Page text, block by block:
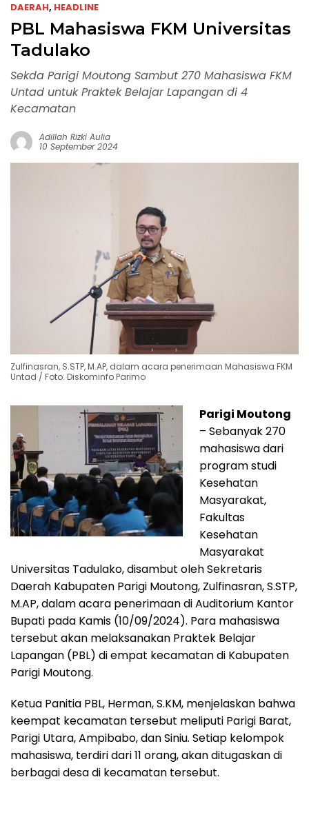
DAERAH, HEADLINE
PBL Mahasiswa FKM Universitas
Tadulako
Sekda Parigi Moutong Sambut 270 Mahasiswa FKM
Untad untuk Praktek Belajar Lapangan di 4
Kecamatan
Adillah Rizki Aulia
10 September 2024
Zulfinasran, S.STP, M.AP, dalam acara penerimaan Mahasiswa FKM
Untad / Foto: Diskominfo Parimo
Parigi Moutong
– Sebanyak 270
mahasiswa dari
program studi
Kesehatan
Masyarakat,
Fakultas
Kesehatan
Masyarakat
Universitas Tadulako, disambut oleh Sekretaris
Daerah Kabupaten Parigi Moutong, Zulfinasran, S.STP,
M.AP, dalam acara penerimaan di Auditorium Kantor
Bupati pada Kamis (10/09/2024). Para mahasiswa
tersebut akan melaksanakan Praktek Belajar
Lapangan (PBL) di empat kecamatan di Kabupaten
Parigi Moutong.
Ketua Panitia PBL, Herman, S.KM, menjelaskan bahwa
keempat kecamatan tersebut meliputi Parigi Barat,
Parigi Utara, Ampibabo, dan Siniu. Setiap kelompok
mahasiswa, terdiri dari 11 orang, akan ditugaskan di
berbagai desa di kecamatan tersebut.